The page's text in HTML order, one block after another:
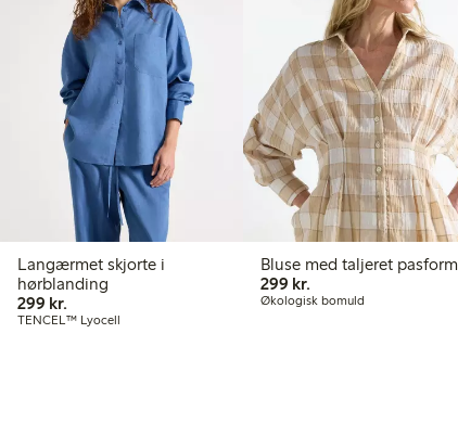
Langærmet skjorte i
hørblanding
299 kr.
TENCEL™ Lyocell
Bluse med taljeret pasform
299 kr.
Økologisk bomuld